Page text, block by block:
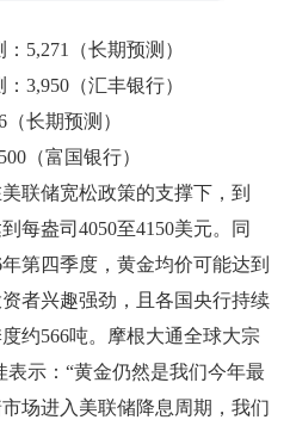
5,271（长期预测）
3,950（汇丰银行）
长期预测）
（富国银行）
联储宽松政策的支撑下，到
每盎司4050至4150美元。同
第四季度，黄金均价可能达到
者兴趣强劲，且各国央行持续
约566吨。摩根大通全球大宗
表示：“黄金仍然是我们今年最
场进入美联储降息周期，我们